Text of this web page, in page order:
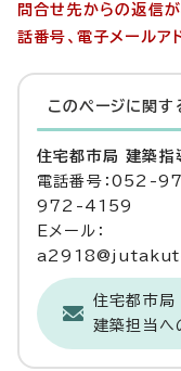
問合せ先からの返信
話番号、電子メールア
このページに関す
住宅都市局 建築指
電話番号：052-
972-4159
Eメール：
住宅都市局
建築担当へ